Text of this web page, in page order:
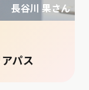
長谷川 果さん
パス